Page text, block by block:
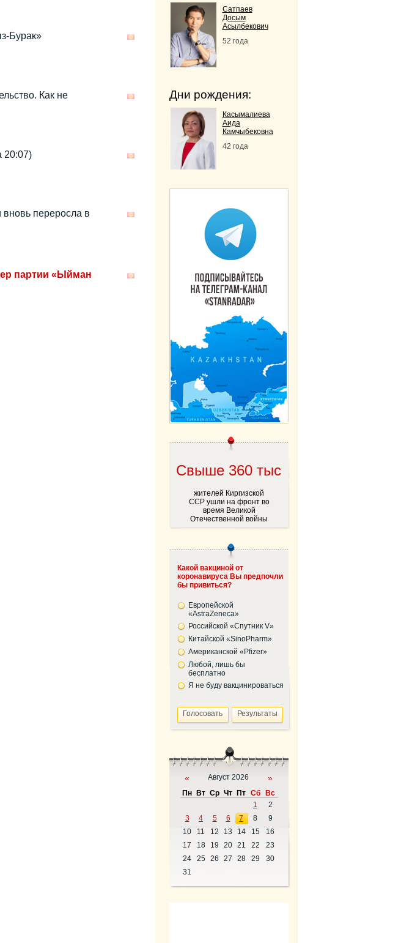
Бурак»
Как не
20:07)
вновь переросла в
партии «Ыйман
Сатпаев
Досым
Асылбекович
52 года
Дни рождения:
Касымалиева
Аида
Камчыбековна
42 года
Cвыше 360 тыс
жителей Киргизской
ССР ушли на фронт во
время Великой
Отечественной войны
Какой вакциной от
коронавируса Вы предпочли
бы привиться?
Европейской
«AstraZeneca»
Российской «Спутник V»
Китайской «SinoPharm»
Американской «Pfizer»
Любой, лишь бы
бесплатно
Я не буду вакцинироваться
« Август 2026 »
Пн Вт Ср Чт Пт Сб
Вс
1
2
3
4 5 6 7 8
9
10
11 12 13 14 15
16
17
18 19 20 21 22
23
24
25 26 27 28 29
30
31